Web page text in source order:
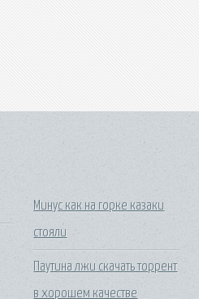
Минус как на горке казаки
стояли
Паутина лжи скачать торрент
в хорошем качестве